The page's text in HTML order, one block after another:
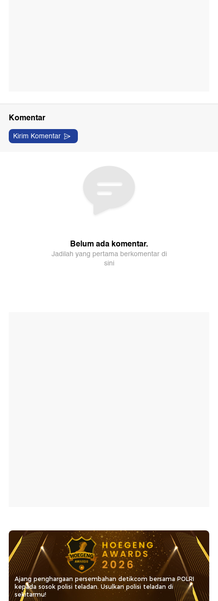
Ajang penghargaan persembahan detikcom bersama POLRI
kepada sosok polisi teladan. Usulkan polisi teladan di
sekitarmu!